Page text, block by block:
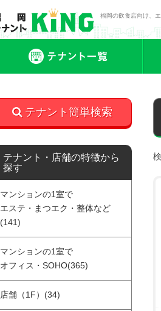
福岡の飲食店向け、
テナント簡単検索
テナント・店舗の特徴から
探す
マンションの1室で
エステ・まつエク・整体など
(141)
マンションの1室で
オフィス・SOHO(365)
店舗（1F）(34)